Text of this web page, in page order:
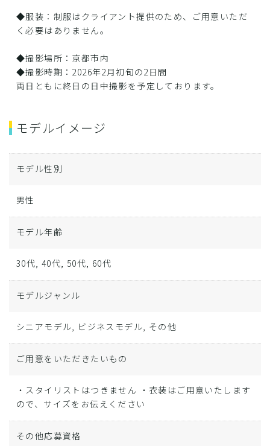
◆服装：制服はクライアント提供のため、ご用意いただ
く必要はありません。
◆撮影場所：京都市内
◆撮影時期：2026年2月初旬の2日間
両日ともに終日の日中撮影を予定しております。
モデルイメージ
モデル性別
男性
モデル年齢
30代, 40代, 50代, 60代
モデルジャンル
シニアモデル, ビジネスモデル, その他
ご用意をいただきたいもの
・スタイリストはつきません ・衣装はご用意いたします
ので、サイズをお伝えください
その他応募資格